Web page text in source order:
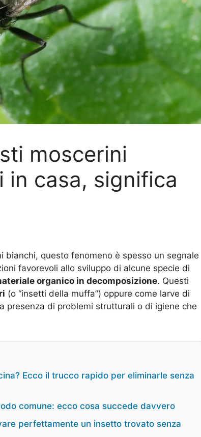
moscerini
in casa, significa
bianchi, questo fenomeno è spesso un segnale
favorevoli allo sviluppo di alcune specie di
organico in decomposizione. Questi
(o “insetti della muffa”) oppure come larve di
presenza di problemi strutturali o di igiene che
Ecco il trucco rapido per eliminarle senza
comune: ecco cosa succede davvero
perfettamente un insetto trovato senza